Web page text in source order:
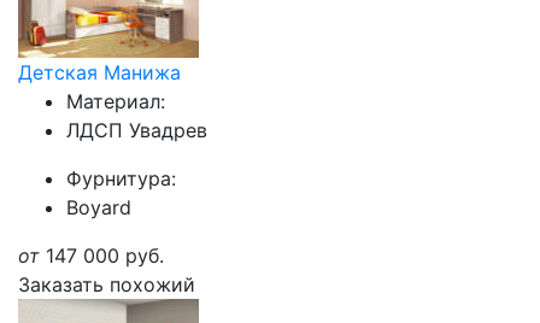
Детская Манижа
Материал:
ЛДСП Увадрев
Фурнитура:
Boyard
от 147 000 руб.
Заказать похожий